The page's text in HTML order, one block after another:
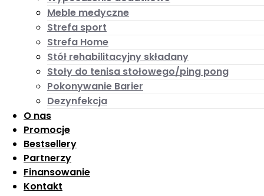
Meble medyczne
Strefa sport
Strefa Home
Stół rehabilitacyjny składany
Stoły do tenisa stołowego/ping pong
Pokonywanie Barier
Dezynfekcja
O nas
Promocje
Bestsellery
Partnerzy
Finansowanie
Kontakt